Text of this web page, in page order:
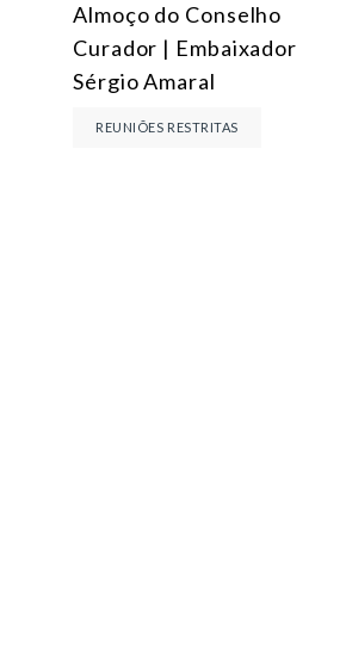
Almoço do Conselho
Curador | Embaixador
Sérgio Amaral
REUNIÕES RESTRITAS